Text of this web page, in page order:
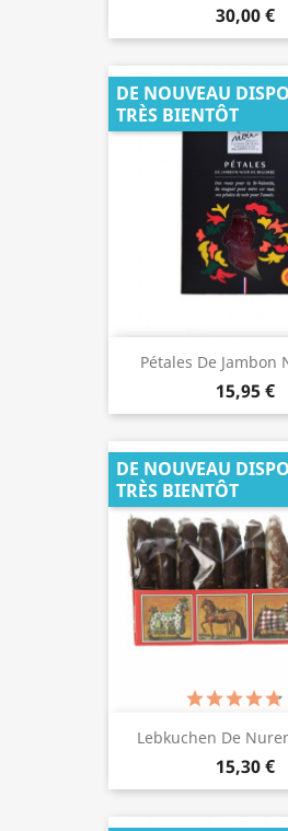
30,00 €
Pétales De Jambon
15,95 €
DE NOUVEAU
TRÈS BIENTÔT
Lebkuchen De
15,30 €
DE NOUVEAU
TRÈS BIENTÔT